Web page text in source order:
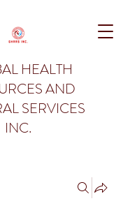
HEALTH
AND
SERVICES
INC.